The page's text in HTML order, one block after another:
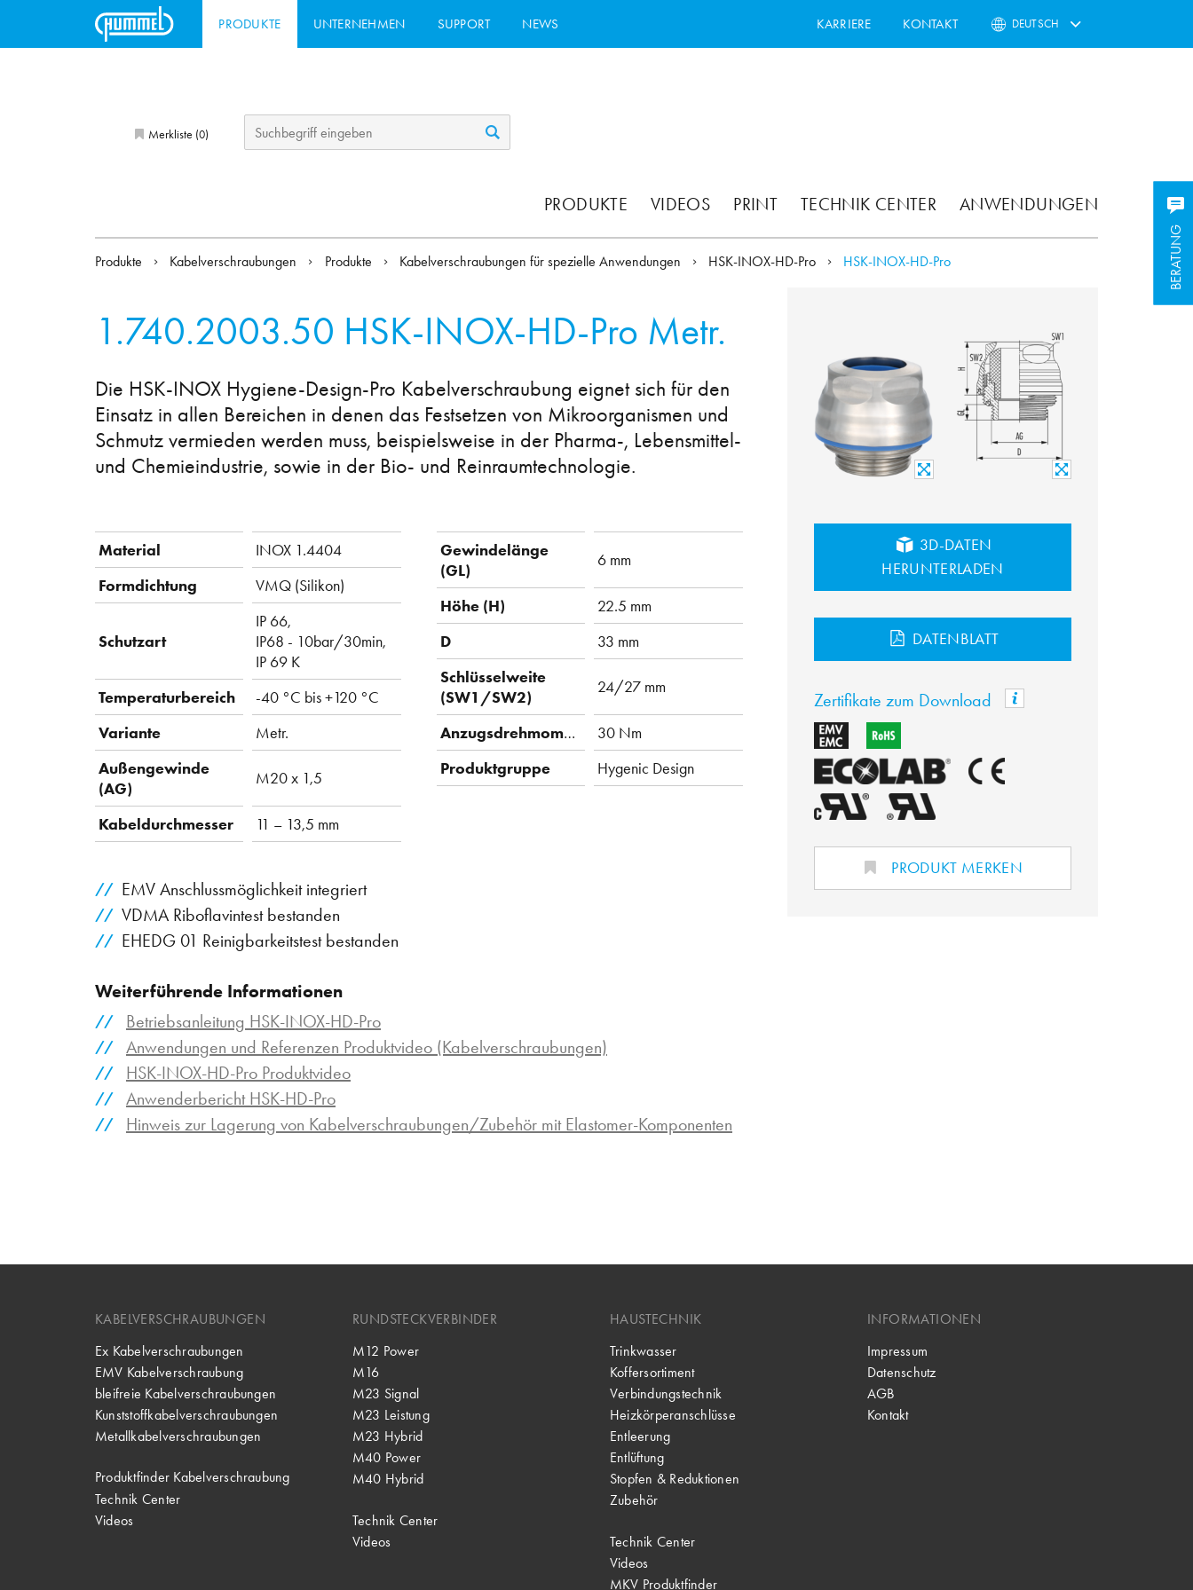
PRODUKTE UNTERNEHMEN SUPPORT NEWS KARRIERE KONTAKT DEUTSCH
Merkliste (0)
PRODUKTE VIDEOS PRINT TECHNIK CENTER ANWENDUNGEN
BERATUNG
BERATUNG
Produkte Kabelverschraubungen Produkte Kabelverschraubungen für spezielle Anwendungen HSK-INOX-HD-Pro HSK-INOX-HD-Pro
1.740.2003.50 HSK-INOX-HD-Pro Metr.
Die HSK-INOX Hygiene-Design-Pro Kabelverschraubung eignet sich für den
Einsatz in allen Bereichen in denen das Festsetzen von Mikroorganismen und
Schmutz vermieden werden muss, beispielsweise in der Pharma-, Lebensmittel-
und Chemieindustrie, sowie in der Bio- und Reinraumtechnologie.
Material
INOX 1.4404
Formdichtung
VMQ (Silikon)
Schutzart
IP 66,
IP68 - 10bar/30min,
IP 69 K
Temperaturbereich
-40 °C bis +120 °C
Variante
Metr.
Außengewinde
(AG)
M20 x 1,5
Kabeldurchmesser 11 – 13,5 mm
Gewindelänge
(GL)
6 mm
Höhe (H)
22.5 mm
D
33 mm
Schlüsselweite
(SW1/SW2)
24/27 mm
Anzugsdrehmoment
30 Nm
Produktgruppe
Hygenic Design
EMV Anschlussmöglichkeit integriert
VDMA Riboflavintest bestanden
EHEDG 01 Reinigbarkeitstest bestanden
Weiterführende Informationen
Betriebsanleitung HSK-INOX-HD-Pro
Anwendungen und Referenzen Produktvideo (Kabelverschraubungen)
HSK-INOX-HD-Pro Produktvideo
Anwenderbericht HSK-HD-Pro
Hinweis zur Lagerung von Kabelverschraubungen/Zubehör mit Elastomer-Komponenten
3D-DATEN
HERUNTERLADEN
DATENBLATT
Zertifikate zum Download
PRODUKT MERKEN
KABELVERSCHRAUBUNGEN
Ex Kabelverschraubungen
EMV Kabelverschraubung
bleifreie Kabelverschraubungen
Kunststoffkabelverschraubungen
Metallkabelverschraubungen
Produktfinder Kabelverschraubung
Technik Center
Videos
RUNDSTECKVERBINDER
M12 Power
M16
M23 Signal
M23 Leistung
M23 Hybrid
M40 Power
M40 Hybrid
Technik Center
Videos
HAUSTECHNIK
Trinkwasser
Koffersortiment
Verbindungstechnik
Heizkörperanschlüsse
Entleerung
Entlüftung
Stopfen & Reduktionen
Zubehör
Technik Center
Videos
MKV Produktfinder
INFORMATIONEN
Impressum
Datenschutz
AGB
Kontakt